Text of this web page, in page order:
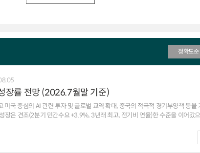
정확도순
장률 전망 (2026.7월말 기준)
미국 중심의 AI 관련 투자 및 글로벌 교역 확대, 중국의 적극적 경기부양책 등을
강화(7월 FOMC, 3인 인상 지지)됨에 따라 금리 인상 전망은 확대(주요 IB 10